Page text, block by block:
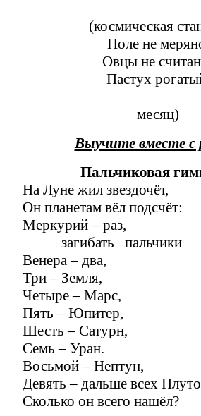
(космическая
Поле не
Овцы не
Пастух
(небо,
месяц)
Выучите вместе с
Пальчиковая
На Луне жил звездочёт,
Он планетам вёл подсчёт:
Меркурий
загибать пальчики
Венера – два,
Три – Земля,
Четыре – Марс,
Пять – Юпитер,
Шесть – Сатурн,
Семь – Уран.
Восьмой – Нептун,
Девять – дальше всех
Сколько он всего нашёл?